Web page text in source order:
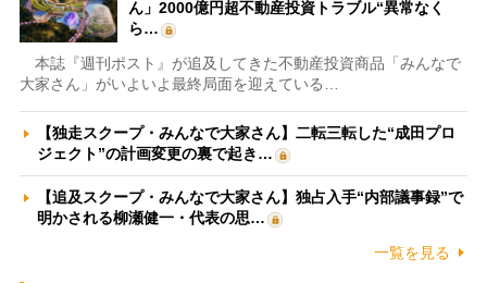
ん」2000億円超不動産投資トラブル“異常なく
ら…
本誌『週刊ポスト』が追及してきた不動産投資商品「みんなで
大家さん」がいよいよ最終局面を迎えている…
【独走スクープ・みんなで大家さん】二転三転した“成田プロ
ジェクト”の計画変更の裏で起き…
【追及スクープ・みんなで大家さん】独占入手“内部議事録”で
明かされる柳瀬健一・代表の思…
一覧を見る